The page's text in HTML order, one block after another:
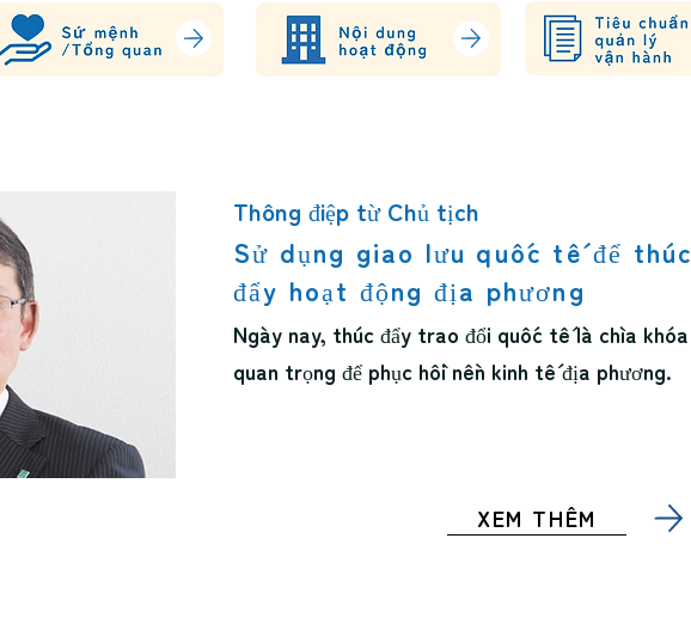
Thông điệp từ Chủ tịch
Sử dụng giao lưu quốc tế để thúc
đẩy hoạt động địa phương
Ngày nay, thúc đẩy trao đổi quốc tế là chìa khóa
quan trọng để phục hồi nền kinh tế địa phương.
XEM THÊM